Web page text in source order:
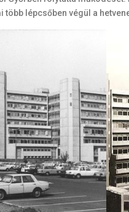
lépcsőben végül a